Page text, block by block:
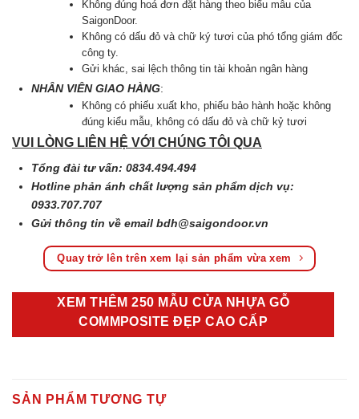
Không đúng hoá đơn đặt hàng theo biểu mẫu của
SaigonDoor.
Không có dấu đỏ và chữ ký tươi của phó tổng giám đốc
công ty.
Gửi khác, sai lệch thông tin tài khoản ngân hàng
NHÂN VIÊN GIAO HÀNG:
Không có phiếu xuất kho, phiếu bảo hành hoặc không
đúng kiểu mẫu, không có dấu đỏ và chữ kỷ tươi
VUI LÒNG LIÊN HỆ VỚI CHÚNG TÔI QUA
Tổng đài tư vấn: 0834.494.494
Hotline phản ánh chất lượng sản phẩm dịch vụ:
0933.707.707
Gửi thông tin về emailbdh@saigondoor.vn
Quay trở lên trên xem lại sản phẩm vừa xem
XEM THÊM 250 MẪU CỬA NHỰA GỖ
COMMPOSITE ĐẸP CAO CẤP
SẢN PHẨM TƯƠNG TỰ